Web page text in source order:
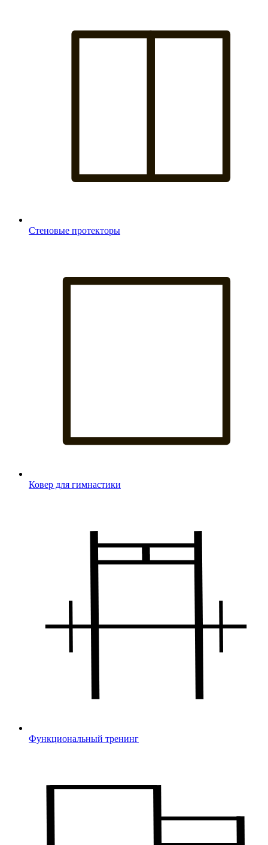
Стеновые протекторы
Ковер для гимнастики
Функциональный тренинг